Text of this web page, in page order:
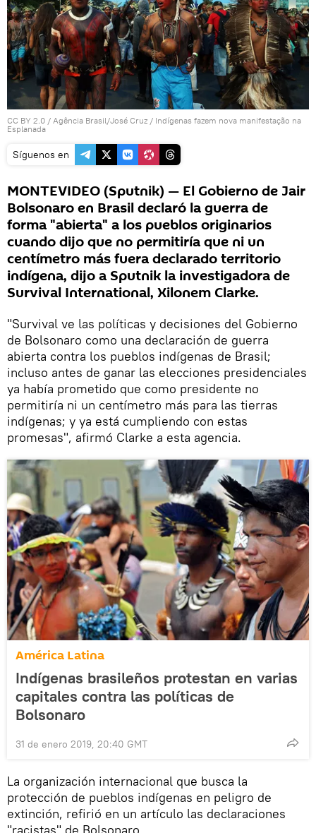
CC BY 2.0 / Agência Brasil/José Cruz / Indígenas fazem nova manifestação na
Esplanada
Síguenos en
MONTEVIDEO (Sputnik) — El Gobierno de Jair
Bolsonaro en Brasil declaró la guerra de
forma "abierta" a los pueblos originarios
cuando dijo que no permitiría que ni un
centímetro más fuera declarado territorio
indígena, dijo a Sputnik la investigadora de
Survival International, Xilonem Clarke.
"Survival ve las políticas y decisiones del Gobierno
de Bolsonaro como una declaración de guerra
abierta contra los pueblos indígenas de Brasil;
incluso antes de ganar las elecciones presidenciales
ya había prometido que como presidente no
permitiría ni un centímetro más para las tierras
indígenas; y ya está cumpliendo con estas
promesas", afirmó Clarke a esta agencia.
América Latina
Indígenas brasileños protestan en varias
capitales contra las políticas de
Bolsonaro
31 de enero 2019, 20:40 GMT
La organización internacional que busca la
protección de pueblos indígenas en peligro de
extinción, refirió en un artículo las declaraciones